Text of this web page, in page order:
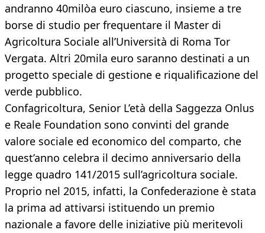
andranno 40milòa euro ciascuno, insieme a tre
borse di studio per frequentare il Master di
Agricoltura Sociale all’Università di Roma Tor
Vergata. Altri 20mila euro saranno destinati a un
progetto speciale di gestione e riqualificazione del
verde pubblico.
Confagricoltura, Senior L’età della Saggezza Onlus
e Reale Foundation sono convinti del grande
valore sociale ed economico del comparto, che
quest’anno celebra il decimo anniversario della
legge quadro 141/2015 sull’agricoltura sociale.
Proprio nel 2015, infatti, la Confederazione è stata
la prima ad attivarsi istituendo un premio
nazionale a favore delle iniziative più meritevoli